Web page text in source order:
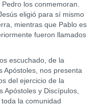
los conmemoran.
eligió para sí mismo
mientras que Pablo es
fueron llamados
escuchado, de la
Apóstoles, nos presenta
del ejercicio de la
Apóstoles y Discípulos,
la comunidad